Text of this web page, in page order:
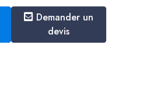
Demander un
devis